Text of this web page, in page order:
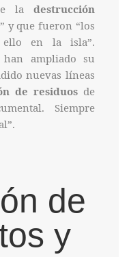
la destrucción
y que fueron “los
ello en la isla”.
ampliado su
nuevas líneas
de residuos de
Siempre
de
y